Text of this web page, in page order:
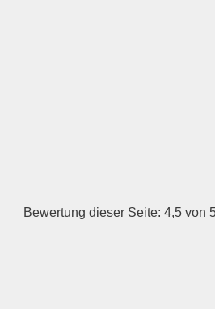
Bewertung dieser Seite: 4,5 von